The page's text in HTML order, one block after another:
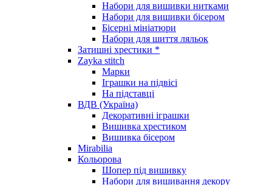
Набори для вишивки нитками
Набори для вишивки бісером
Бісерні мініатюри
Набори для шиття ляльок
Затишні хрестики *
Zayka stitch
Марки
Іграшки на підвісі
На підставці
ВДВ (Україна)
Декоративні іграшки
Вишивка хрестиком
Вишивка бісером
Mirabilia
Кольорова
Шопер під вишивку
Набори для вишивання декору